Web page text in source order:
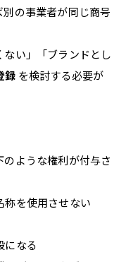
の事業者が同じ商号
い」「ブランドとし
録 を検討する必要が
ような権利が付与さ
称を使用させない
になる